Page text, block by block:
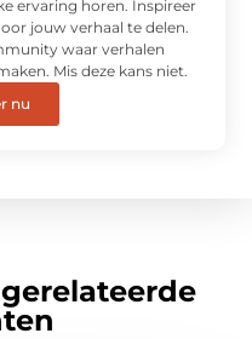
ervaring horen. Inspireer
jouw verhaal te delen.
waar verhalen
Mis deze kans niet.
nu
gerelateerde